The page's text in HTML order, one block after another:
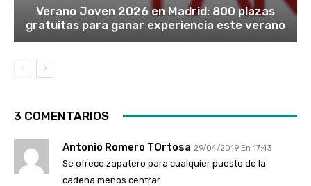
Verano Joven 2026 en Madrid: 800 plazas
gratuitas para ganar experiencia este verano
3 COMENTARIOS
Antonio Romero TOrtosa 29/04/2019 En 17:43
Se ofrece zapatero para cualquier puesto de la
cadena menos centrar